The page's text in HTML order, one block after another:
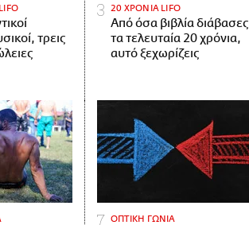
τρεις
20 ΧΡΟΝΙΑ LIFO
Από όσα βιβλία διάβασες
τα τελευταία 20 χρόνια,
αυτό ξεχωρίζεις
ΟΠΤΙΚΗ ΓΩΝΙΑ